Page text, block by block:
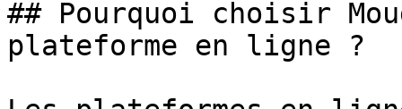
## Pourquoi choisir
plateforme en ligne ?